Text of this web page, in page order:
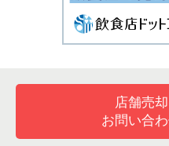
店舗売
お問い合